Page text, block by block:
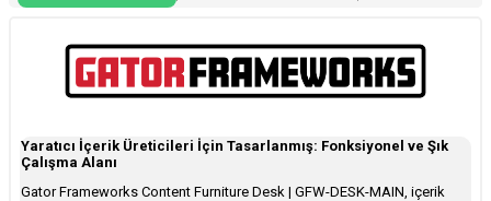
Yaratıcı İçerik Üreticileri İçin Tasarlanmış: Fonksiyonel ve Şık
Çalışma Alanı
Gator Frameworks Content Furniture Desk | GFW-DESK-MAIN, içerik